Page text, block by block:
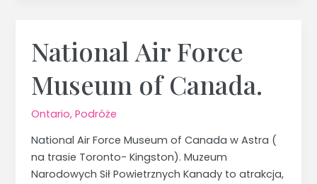
National Air Force
Museum of Canada.
Ontario,Podróże
National Air Force Museum of Canada w Astra (
na trasie Toronto- Kingston). Muzeum
Narodowych Sił Powietrznych Kanady to atrakcja,
National
Air
Force
Museum
of